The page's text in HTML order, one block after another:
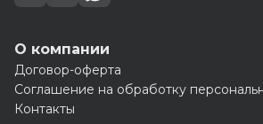
О компании
Договор-оферта
Соглашение на обработку
Контакты